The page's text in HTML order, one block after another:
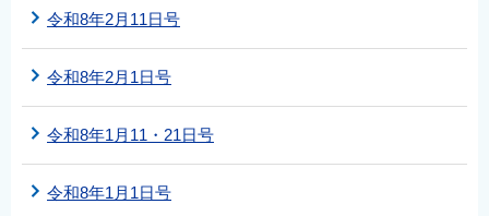
令和8年2月11日号
令和8年2月1日号
令和8年1月11・21日号
令和8年1月1日号